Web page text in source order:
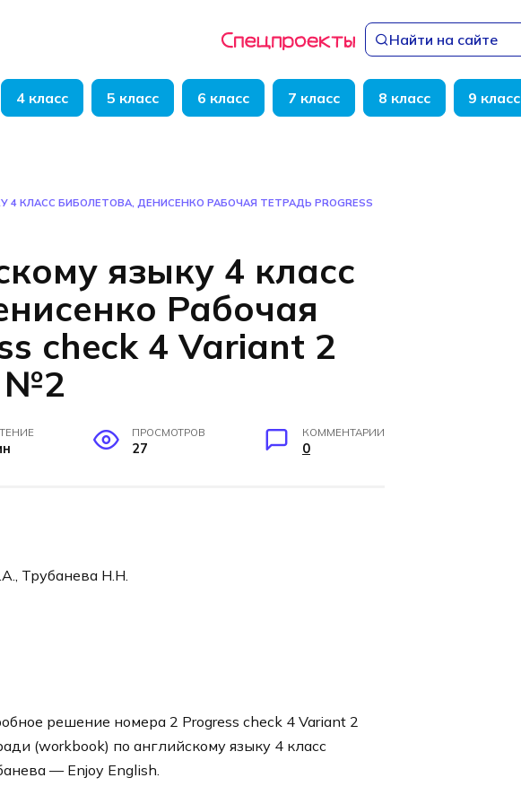
Найти на сайте
4 класс 5 класс 6 класс 7 класс 8 класс 9 класс
КЛАСС БИБОЛЕТОВА, ДЕНИСЕНКО РАБОЧАЯ ТЕТРАДЬ PROGRESS
языку 4 класс
Рабочая
check 4 Variant 2
№2
ПРОСМОТРОВ
27
КОММЕНТАРИИ
0
Трубанева Н.Н.
решение номера 2 Progress check 4 Variant 2
(workbook) по английскому языку 4 класс
— Enjoy English.